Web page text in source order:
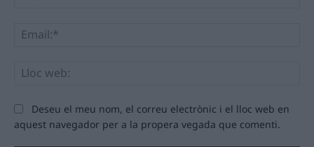
Deseu el meu nom, el correu electrònic i el lloc web en
aquest navegador per a la propera vegada que comenti.